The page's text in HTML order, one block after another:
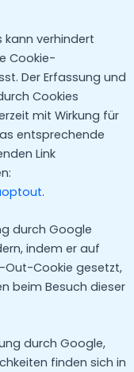
kann verhindert
Cookie-
Der Erfassung und
Cookies
mit Wirkung für
entsprechende
Link
.
durch Google
indem er auf
Out-Cookie gesetzt,
beim Besuch dieser
durch Google,
finden sich in